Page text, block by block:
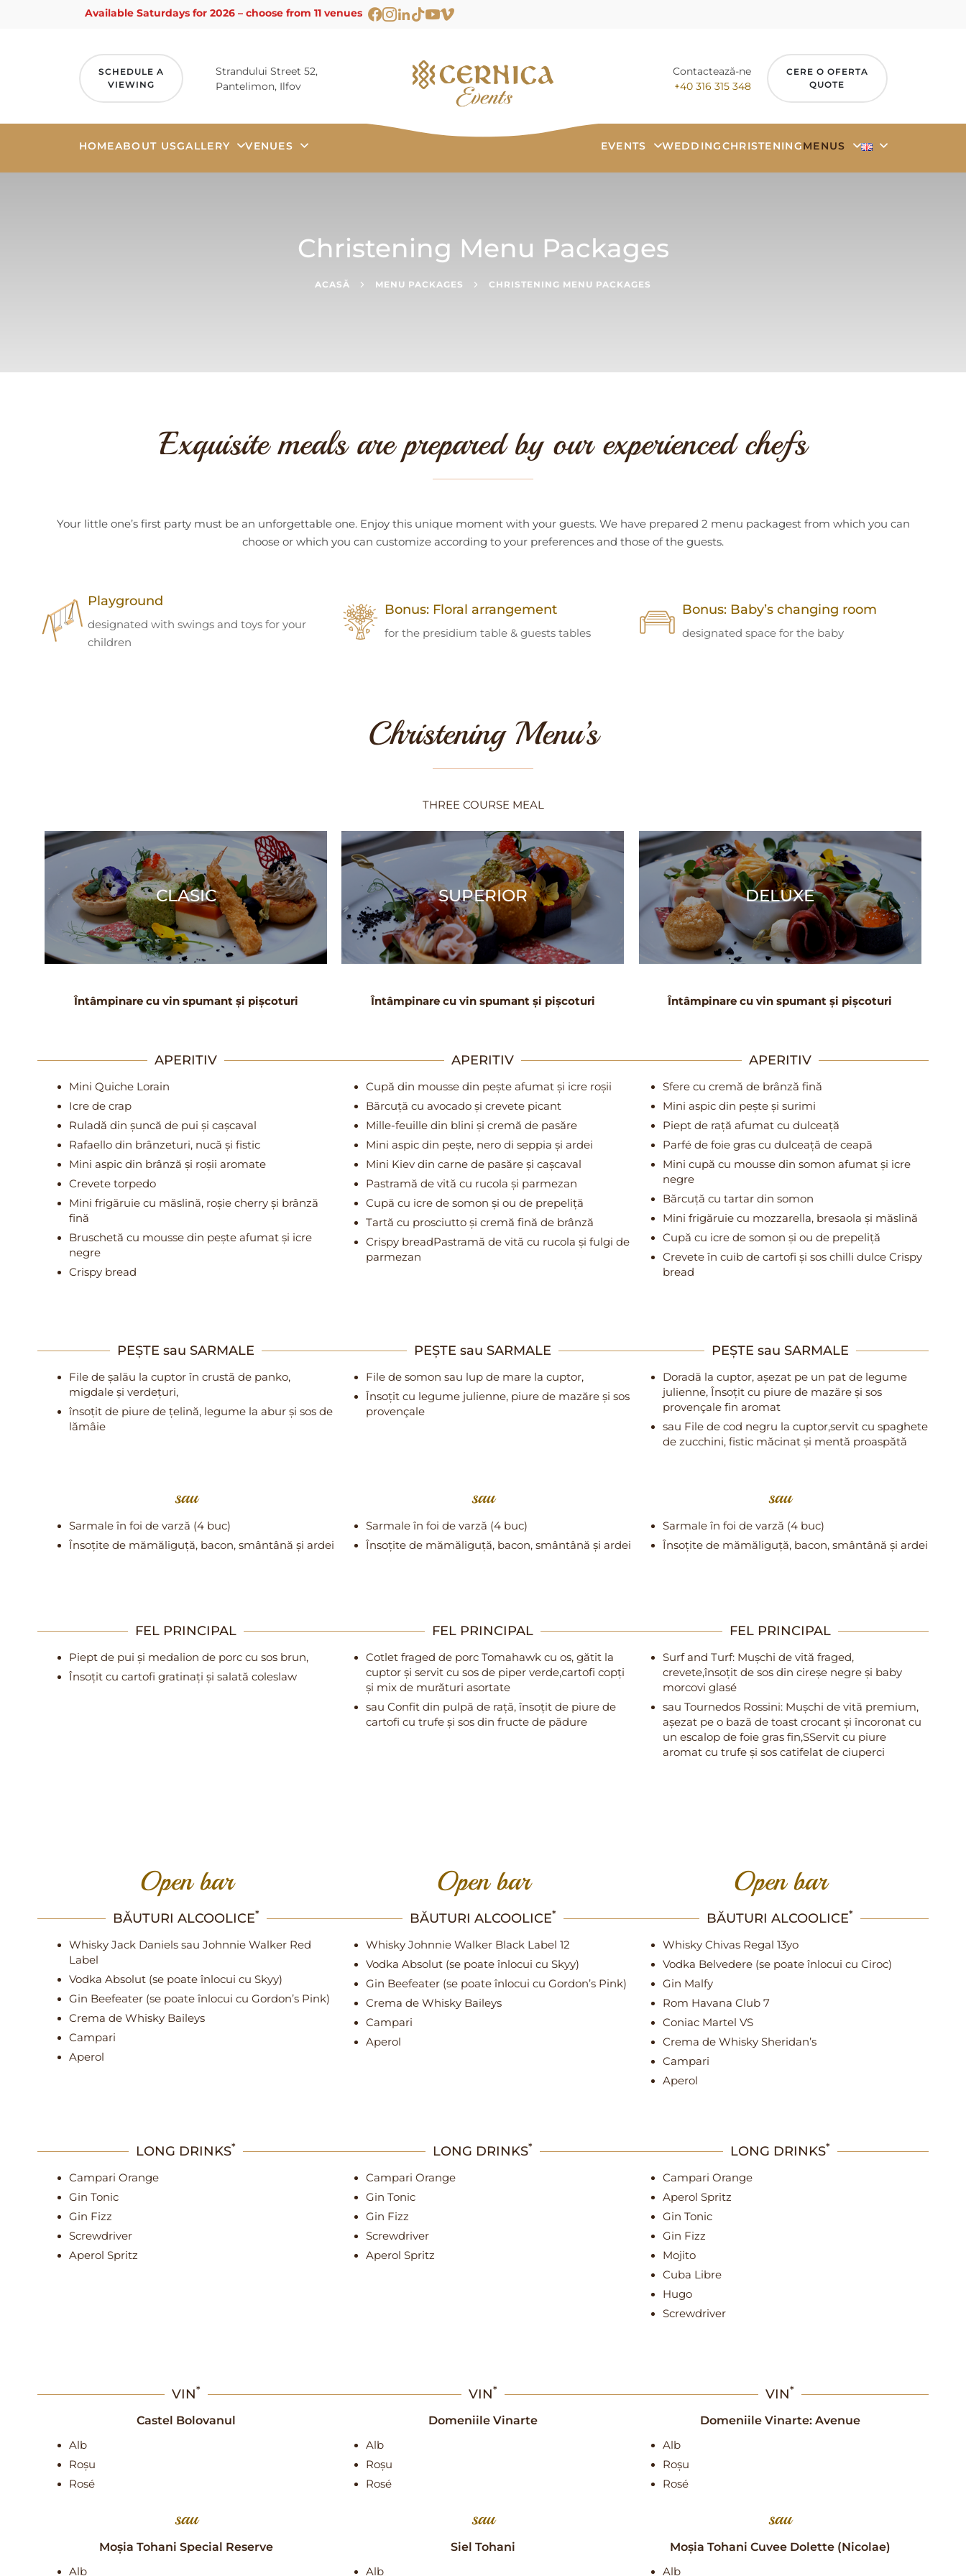
Available Saturdays for 2026 – choose from 11 venues
SCHEDULE A
VIEWING
Strandului Street 52,
Pantelimon, Ilfov
Contactează-ne
+40 316 315 348
CERE O OFERTA
QUOTE
HOMEABOUT USGALLERY VENUES EVENTS WEDDINGCHRISTENINGMENUS
Christening Menu Packages
ACASĂ MENU PACKAGES CHRISTENING MENU PACKAGES
Exquisite meals are prepared by our experienced chefs
Your little one’s first party must be an unforgettable one. Enjoy this unique moment with your guests. We have prepared 2 menu packagest from which you can
choose or which you can customize according to your preferences and those of the guests.
Playground
designated with swings and toys for your
children
Bonus: Floral arrangement
for the presidium table & guests tables
Bonus: Baby’s changing room
designated space for the baby
Christening Menu’s
THREE COURSE MEAL
CLASIC
Întâmpinare cu vin spumant și pișcoturi
APERITIV
Mini Quiche Lorain
Icre de crap
Ruladă din șuncă de pui și cașcaval
Rafaello din brânzeturi, nucă și fistic
Mini aspic din brânză și roșii aromate
Crevete torpedo
Mini frigăruie cu măslină, roșie cherry și brânză
fină
Bruschetă cu mousse din pește afumat și icre
negre
Crispy bread
PEȘTE sau SARMALE
File de șalău la cuptor în crustă de panko,
migdale și verdețuri,
însoțit de piure de țelină, legume la abur și sos de
lămâie
sau
Sarmale în foi de varză (4 buc)
Însoțite de mămăliguță, bacon, smântână și ardei
FEL PRINCIPAL
Piept de pui și medalion de porc cu sos brun,
Însoțit cu cartofi gratinați și salată coleslaw
Open bar
BĂUTURI ALCOOLICE*
Whisky Jack Daniels sau Johnnie Walker Red
Label
Vodka Absolut (se poate înlocui cu Skyy)
Gin Beefeater (se poate înlocui cu Gordon’s Pink)
Crema de Whisky Baileys
Campari
Aperol
LONG DRINKS*
Campari Orange
Gin Tonic
Gin Fizz
Screwdriver
Aperol Spritz
VIN*
Castel Bolovanul
Alb
Roșu
Rosé
sau
Moșia Tohani Special Reserve
Alb
SUPERIOR
Întâmpinare cu vin spumant și pișcoturi
APERITIV
Cupă din mousse din pește afumat și icre roșii
Bărcuță cu avocado și crevete picant
Mille-feuille din blini și cremă de pasăre
Mini aspic din pește, nero di seppia și ardei
Mini Kiev din carne de pasăre și cașcaval
Pastramă de vită cu rucola și parmezan
Cupă cu icre de somon și ou de prepeliță
Tartă cu prosciutto și cremă fină de brânză
Crispy breadPastramă de vită cu rucola și fulgi de
parmezan
PEȘTE sau SARMALE
File de somon sau lup de mare la cuptor,
Însoțit cu legume julienne, piure de mazăre și sos
provençale
sau
Sarmale în foi de varză (4 buc)
Însoțite de mămăliguță, bacon, smântână și ardei
FEL PRINCIPAL
Cotlet fraged de porc Tomahawk cu os, gătit la
cuptor și servit cu sos de piper verde,cartofi copți
și mix de murături asortate
sau Confit din pulpă de rață, însoțit de piure de
cartofi cu trufe și sos din fructe de pădure
Open bar
BĂUTURI ALCOOLICE*
Whisky Johnnie Walker Black Label 12
Vodka Absolut (se poate înlocui cu Skyy)
Gin Beefeater (se poate înlocui cu Gordon’s Pink)
Crema de Whisky Baileys
Campari
Aperol
LONG DRINKS*
Campari Orange
Gin Tonic
Gin Fizz
Screwdriver
Aperol Spritz
VIN*
Domeniile Vinarte
Alb
Roșu
Rosé
sau
Siel Tohani
Alb
DELUXE
Întâmpinare cu vin spumant și pișcoturi
APERITIV
Sfere cu cremă de brânză fină
Mini aspic din pește și surimi
Piept de rață afumat cu dulceață
Parfé de foie gras cu dulceață de ceapă
Mini cupă cu mousse din somon afumat și icre
negre
Bărcuță cu tartar din somon
Mini frigăruie cu mozzarella, bresaola și măslină
Cupă cu icre de somon și ou de prepeliță
Crevete în cuib de cartofi și sos chilli dulce Crispy
bread
PEȘTE sau SARMALE
Doradă la cuptor, așezat pe un pat de legume
julienne, Însoțit cu piure de mazăre și sos
provençale fin aromat
sau File de cod negru la cuptor,servit cu spaghete
de zucchini, fistic măcinat și mentă proaspătă
sau
Sarmale în foi de varză (4 buc)
Însoțite de mămăliguță, bacon, smântână și ardei
FEL PRINCIPAL
Surf and Turf: Mușchi de vită fraged,
crevete,însoțit de sos din cireșe negre și baby
morcovi glasé
sau Tournedos Rossini: Mușchi de vită premium,
așezat pe o bază de toast crocant și încoronat cu
un escalop de foie gras fin,SServit cu piure
aromat cu trufe și sos catifelat de ciuperci
Open bar
BĂUTURI ALCOOLICE*
Whisky Chivas Regal 13yo
Vodka Belvedere (se poate înlocui cu Ciroc)
Gin Malfy
Rom Havana Club 7
Coniac Martel VS
Crema de Whisky Sheridan’s
Campari
Aperol
LONG DRINKS*
Campari Orange
Aperol Spritz
Gin Tonic
Gin Fizz
Mojito
Cuba Libre
Hugo
Screwdriver
VIN*
Domeniile Vinarte: Avenue
Alb
Roșu
Rosé
sau
Moșia Tohani Cuvee Dolette (Nicolae)
Alb